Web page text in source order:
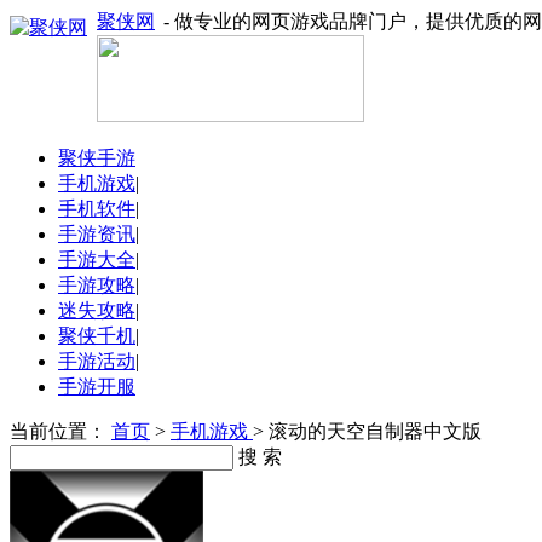
聚侠网 - 做专业的网页游戏品牌门户，提供优质的
聚侠手游
手机游戏|
手机软件|
手游资讯|
手游大全|
手游攻略|
迷失攻略|
聚侠千机|
手游活动|
手游开服
当前位置： 首页 > 手机游戏 > 滚动的天空自制器中文版
搜 索